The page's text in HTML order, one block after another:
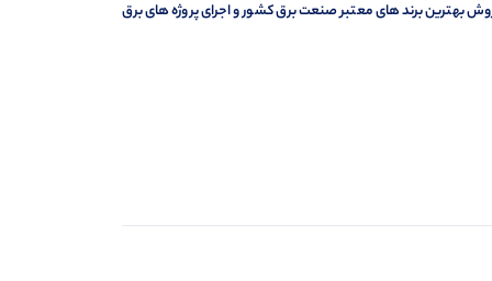
بهترین برند های معتبر صنعت برق کشور و اجرای پروژه های برق